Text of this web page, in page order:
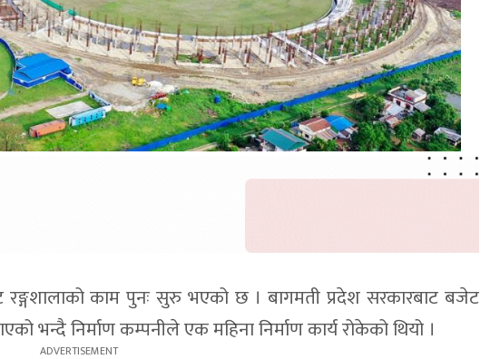
रङ्गशालाको काम पुनः सुरु भएको छ । बागमती प्रदेश सरकारबाट बजेट
भन्दै निर्माण कम्पनीले एक महिना निर्माण कार्य रोकेको थियो ।